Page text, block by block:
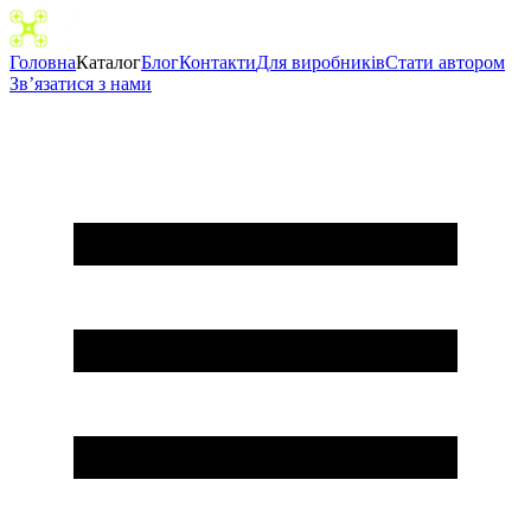
ГоловнаКаталогБлогКонтактиДля виробниківCтати автором
Зв’язатися з нами